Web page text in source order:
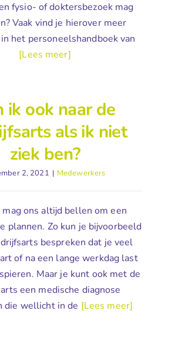
fysio- of doktersbezoek mag
Vaak vind je hierover meer
het personeelshandboek van
[Lees meer]
ik ook naar de
als ik niet
ziek ben?
2, 2021 | Medewerkers
mag ons altijd bellen om een
plannen. Zo kun je bijvoorbeeld
bespreken dat je veel
of na een lange werkdag last
Maar je kunt ook met de
een medische diagnose
die wellicht in de [Lees meer]